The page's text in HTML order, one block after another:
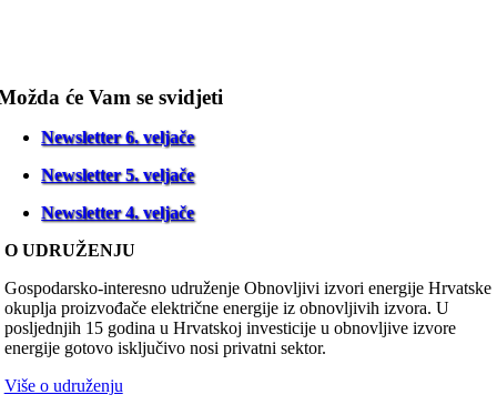
će Vam se svidjeti
Newsletter 6. veljače
Newsletter 5. veljače
Newsletter 4. veljače
O UDRUŽENJU
Gospodarsko-interesno udruženje Obnovljivi izvori energije Hrvatske
okuplja proizvođače električne energije iz obnovljivih izvora. U
posljednjih 15 godina u Hrvatskoj investicije u obnovljive izvore
energije gotovo isključivo nosi privatni sektor.
Više o udruženju